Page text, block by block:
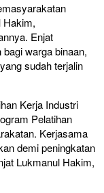
Hakim,
Enjat
warga binaan,
sudah terjalin
Kerja Industri
Pelatihan
Kerjasama
demi peningkatan
Lukmanul Hakim,